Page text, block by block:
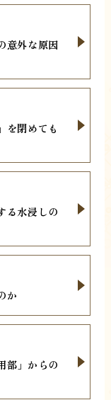
意外な原因
を閉めても
る水浸しの
か
部」からの